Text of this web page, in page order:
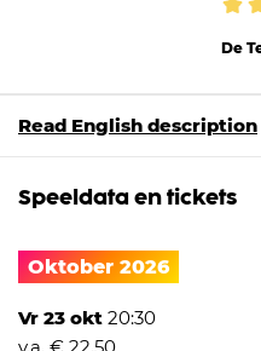
sfeervolle muziek,
Dit is een language no
De
Read English description
Speeldata en tickets
Oktober 2026
Vr 23 okt 20:30